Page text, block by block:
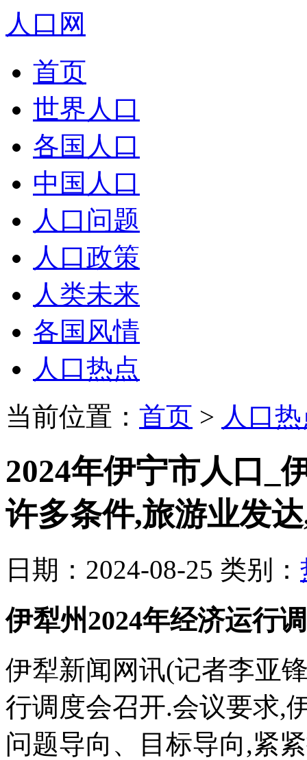
人口网
首页
世界人口
各国人口
中国人口
人口问题
人口政策
人类未来
各国风情
人口热点
当前位置： 首页 > 人口
2024年伊宁市人口_
许多条件,旅游业发
日期：2024-08-25 类别：
伊犁州2024年经济运行
伊犁新闻网讯(记者李亚
行调度会召开.会议要求,
问题导向、目标导向,紧